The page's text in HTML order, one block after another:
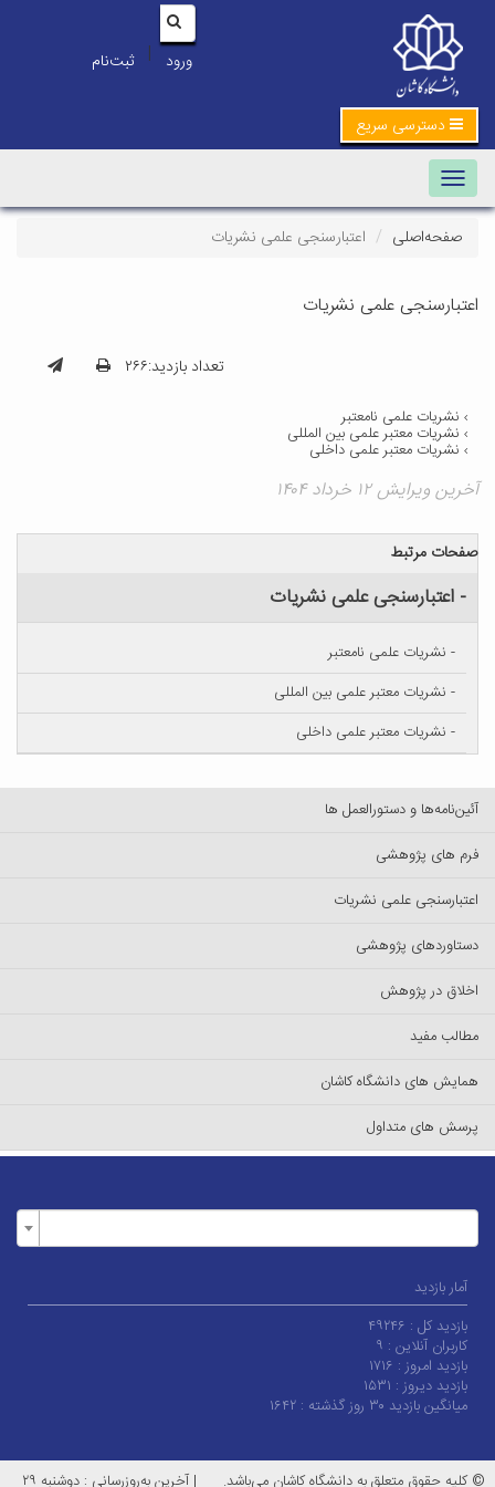
ورود | ثبت‌نام
دسترسی سریع
Toggle navigation
صفحه‌اصلی اعتبارسنجی علمی نشریات
اعتبارسنجی علمی نشریات
تعداد بازدید:۲۶۶
نشریات علمی نامعتبر
نشریات معتبر علمی بین المللی
نشریات معتبر علمی داخلی
آخرین ویرایش ۱۲ خرداد ۱۴۰۴
صفحات مرتبط
- اعتبارسنجی علمی نشریات
- نشریات علمی نامعتبر
- نشریات معتبر علمی بین المللی
- نشریات معتبر علمی داخلی
آئین‌نامه‌ها و دستورالعمل ها
فرم های پژوهشی
اعتبارسنجی علمی نشریات
دستاوردهای پژوهشی
اخلاق در پژوهش
مطالب مفید
همایش های دانشگاه کاشان
پرسش های متداول
آمار بازدید
بازدید کل : ۴۹۲۴۶
کاربران آنلاین : ۹
بازدید امروز : ۱۷۱۶
بازدید دیروز : ۱۵۳۱
میانگین بازدید ۳۰ روز گذشته :
۱۶۴۲
© کلیه حقوق متعلق به دانشگاه کاشان می‌باشد. | آخرین به‌روزرسانی : دوشنبه ۲۹